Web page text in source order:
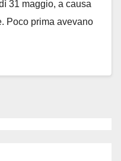
31 maggio, a causa
Poco prima avevano